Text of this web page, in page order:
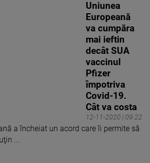
12-11-2020 | 09:22
Uniunea
Europeană
va cumpăra
mai ieftin
decât SUA
vaccinul
Pfizer
împotriva
Covid-19.
Cât va costa
a încheiat un acord care îi permite să
...